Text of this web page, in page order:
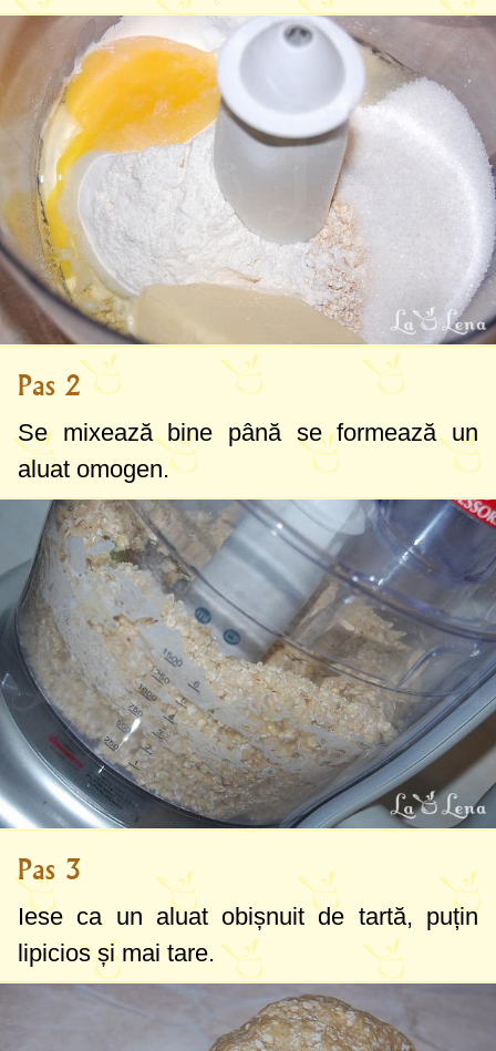
Pas 2
Se mixează bine până se formează un
aluat omogen.
Pas 3
Iese ca un aluat obișnuit de tartă, puțin
lipicios și mai tare.